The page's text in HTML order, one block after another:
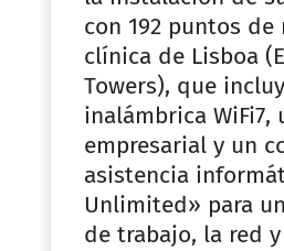
con 192 puntos de
clínica de Lisboa
Towers), que
inalámbrica WiFi7,
empresarial y un
asistencia
Unlimited» para
de trabajo, la red